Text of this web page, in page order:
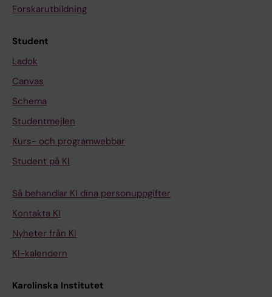
Forskarutbildning
Student
Ladok
Canvas
Schema
Studentmejlen
Kurs- och programwebbar
Student på KI
Så behandlar KI dina personuppgifter
Kontakta KI
Nyheter från KI
KI-kalendern
Karolinska Institutet